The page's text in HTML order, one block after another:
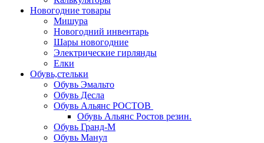
Новогодние товары
Мишура
Новогодний инвентарь
Шары новогодние
Электрические гирлянды
Елки
Обувь,стельки
Обувь Эмальто
Обувь Десла
Обувь Альянс РОСТОВ
Обувь Альянс Ростов резин.
Обувь Гранд-М
Обувь Манул